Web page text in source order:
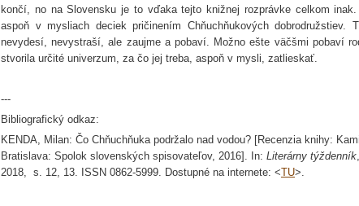
končí, no na Slovensku je to vďaka tejto knižnej rozprávke celkom
aspoň v mysliach deciek pričinením Chňuchňukových dobrodružstiev.
nevydesí, nevystraší, ale zaujme a pobaví. Možno ešte väčšmi pobaví
stvorila určité univerzum, za čo jej treba, aspoň v mysli, zatlieskať.
---
Bibliografický odkaz:
KENDA, Milan: Čo Chňuchňuka podržalo nad vodou? [Recenzia knihy:
Bratislava: Spolok slovenských spisovateľov, 2016]. In: Literárny týždenník
2018, s. 12, 13. ISSN 0862-5999. Dostupné na internete: <TU>.